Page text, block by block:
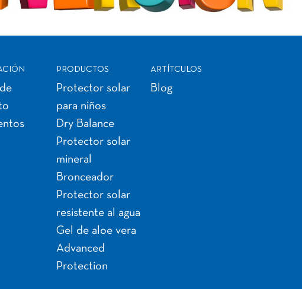
PRODUCTOS
Protector solar
para niños
Dry Balance
Protector solar
mineral
Bronceador
Protector solar
resistente al agua
Gel de aloe vera
Advanced
Protection
ARTÍTCULOS
Blog